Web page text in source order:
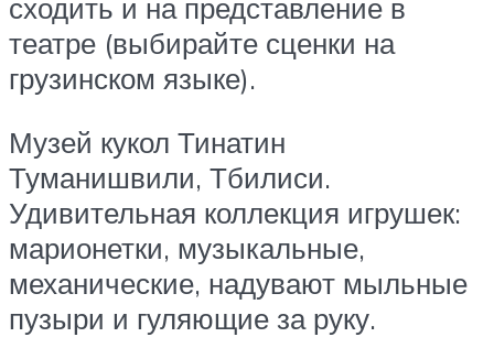
сходить и на представление в
театре (выбирайте сценки на
грузинском языке).
Музей кукол Тинатин
Туманишвили, Тбилиси.
Удивительная коллекция игрушек:
марионетки, музыкальные,
механические, надувают мыльные
пузыри и гуляющие за руку.